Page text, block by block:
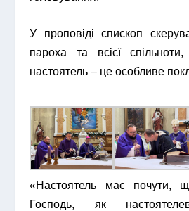
У проповіді єпископ
пароха та всієї
настоятель – це особливе
«Настоятель має почути,
Господь, як